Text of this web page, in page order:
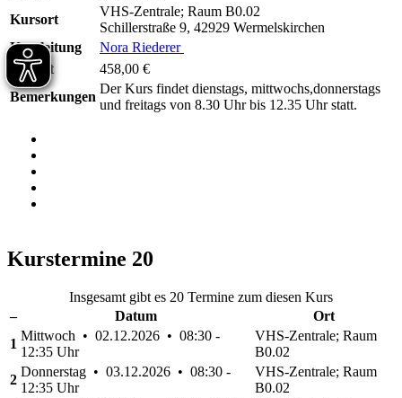
Kursort
VHS-Zentrale; Raum B0.02
Schillerstraße 9, 42929 Wermelskirchen
Kursleitung
Nora Riederer
Entgelt
458,00 €
Bemerkungen
Der Kurs findet dienstags, mittwochs,donnerstags
und freitags von 8.30 Uhr bis 12.35 Uhr statt.
Kurstermine 20
Insgesamt gibt es 20 Termine zum diesen Kurs
–
Datum
Ort
1
Mittwoch • 02.12.2026 • 08:30 -
12:35 Uhr
VHS-Zentrale; Raum
B0.02
2
Donnerstag • 03.12.2026 • 08:30 -
12:35 Uhr
VHS-Zentrale; Raum
B0.02